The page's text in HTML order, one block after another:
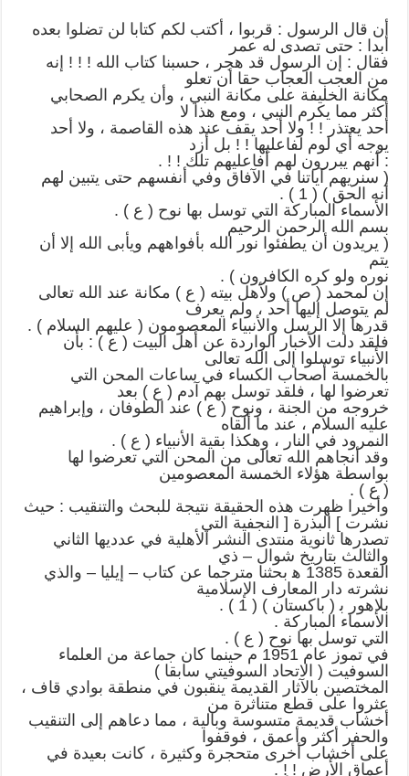
أن قال الرسول : قربوا ، أكتب لكم كتابا لن تضلوا بعده
أبدا : حتى تصدى له عمر
فقال : إن الرسول قد هجر ، حسبنا كتاب الله ! ! ! إنه
من العجب العجاب حقا أن تعلو
مكانة الخليفة على مكانة النبي ، وأن يكرم الصحابي
أكثر مما يكرم النبي ، ومع هذا لا
أحد يعتذر ! ! ولا أحد يقف عند هذه القاصمة ، ولا أحد
يوجه أي لوم لفاعليها ! ! بل أزد
: أنهم يبررون لهم أفاعليهم تلك ! ! .
( سنريهم آياتنا في الآفاق وفي أنفسهم حتى يتبين لهم
أنه الحق ) ( 1 ) .
الأسماء المباركة التي توسل بها نوح ( ع ) .
بسم الله الرحمن الرحيم
( يريدون أن يطفئوا نور الله بأفواههم ويأبى الله إلا أن
يتم
نوره ولو كره الكافرون ) .
إن لمحمد ( ص ) ولأهل بيته ( ع ) مكانة عند الله تعالى
لم يتوصل إليها أحد ، ولم يعرف
قدرها إلا الرسل والأنبياء المعصومون ( عليهم السلام ) .
فلقد دلت الأخبار الواردة عن أهل البيت ( ع ) : بأن
الأنبياء توسلوا إلى الله تعالى
بالخمسة أصحاب الكساء في ساعات المحن التي
تعرضوا لها ، فلقد توسل بهم آدم ( ع ) بعد
خروجه من الجنة ، ونوح ( ع ) عند الطوفان ، وإبراهيم
عليه السلام ، عند ما ألقاه
النمرود في النار ، وهكذا بقية الأنبياء ( ع ) .
وقد أنجاهم الله تعالى من المحن التي تعرضوا لها
بواسطة هؤلاء الخمسة المعصومين
( ع ) .
وأخيرا ظهرت هذه الحقيقة نتيجة للبحث والتنقيب : حيث
نشرت ] البذرة [ النجفية التي
تصدرها ثانوية منتدى النشر الأهلية في عدديها الثاني
والثالث بتاريخ شوال – ذي
القعدة 1385 ه‍ بحثنا مترجما عن كتاب – إيليا – والذي
نشرته دار المعارف الإسلامية
بلاهور ب‍ ( باكستان ) ( 1 ) .
الأسماء المباركة .
التي توسل بها نوح ( ع ) .
في تموز عام 1951 م حينما كان جماعة من العلماء
السوفيت ( الاتحاد السوفيتي سابقا )
المختصين بالآثار القديمة ينقبون في منطقة بوادي قاف ،
عثروا على قطع متناثرة من
أخشاب قديمة متسوسة وبالية ، مما دعاهم إلى التنقيب
والحفر أكثر وأعمق ، فوقفوا
على أخشاب أخرى متحجرة وكثيرة ، كانت بعيدة في
أعماق الأرض ! ! .